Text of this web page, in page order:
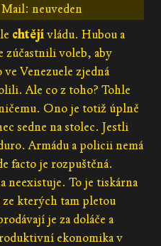
Mail: neuveden
chtějívládu. Hubou a
zúčastnili voleb, aby
Venezuele zjedná
Ale co z toho? Tohle
Ono je totiž úplně
sedne na stolec. Jestli
Armádu a policii nemá
facto je rozpuštěná.
neexistuje. To je tiskárna
kterých tam pletou
je za doláče a
ekonomika v